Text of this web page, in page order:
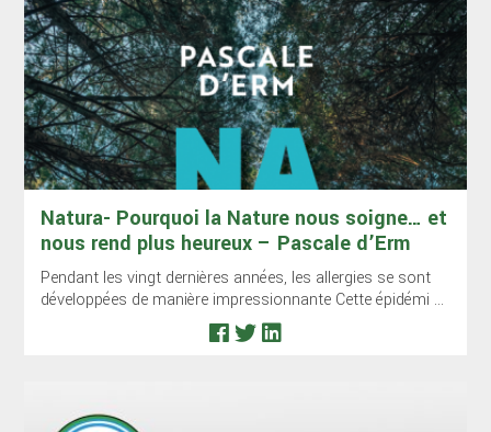
Natura- Pourquoi la Nature nous soigne… et
nous rend plus heureux – Pascale d’Erm
Pendant les vingt dernières années, les allergies se sont
développées de manière impressionnante Cette épidémi ...